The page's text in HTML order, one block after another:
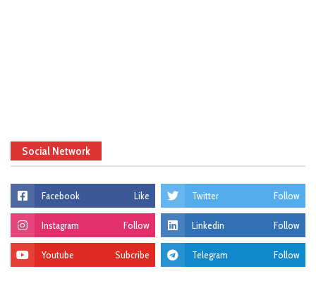
Social Network
Facebook Like Twitter Follow
Instagram Follow Linkedin Follow
Youtube Subcribe Telegram Follow